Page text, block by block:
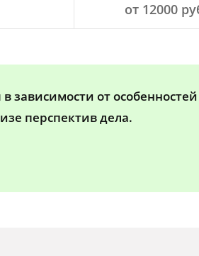
от 12000
зависимости от
перспектив дела.